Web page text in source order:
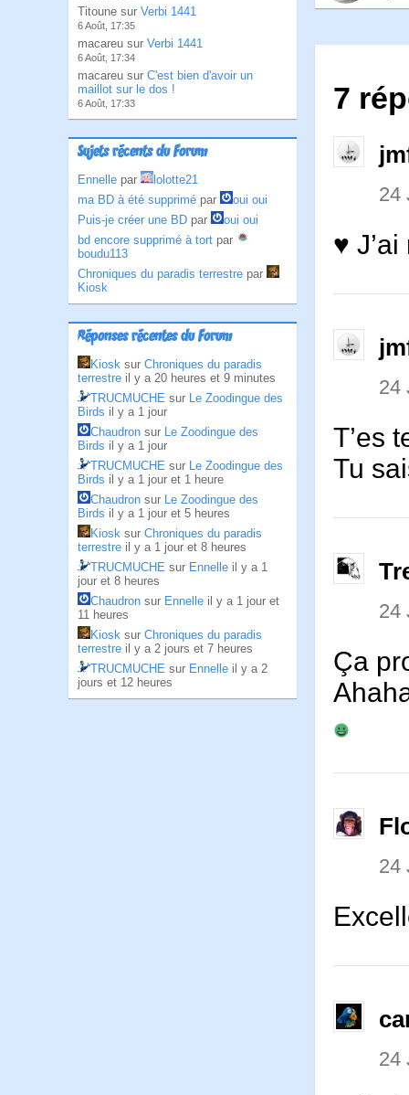
Titoune sur Verbi 1441
6 Août, 17:35
macareu sur Verbi 1441
6 Août, 17:34
macareu sur C'est bien d'avoir un
maillot sur le dos !
6 Août, 17:33
Sujets récents du Forum
Ennelle par
lolotte21
ma BD à été supprimé par
oui oui
Puis-je créer une BD par
oui oui
bd encore supprimé à tort par
boudu113
Chroniques du paradis terrestre par
Kiosk
Réponses récentes du Forum
Kiosk sur Chroniques du paradis
terrestre il y a 20 heures et 9 minutes
TRUCMUCHE sur Le Zoodingue des
Birds il y a 1 jour
Chaudron sur Le Zoodingue des
Birds il y a 1 jour
TRUCMUCHE sur Le Zoodingue des
Birds il y a 1 jour et 1 heure
Chaudron sur Le Zoodingue des
Birds il y a 1 jour et 5 heures
Kiosk sur Chroniques du paradis
terrestre il y a 1 jour et 8 heures
TRUCMUCHE sur Ennelle il y a 1
jour et 8 heures
Chaudron sur Ennelle il y a 1 jour et
11 heures
Kiosk sur Chroniques du paradis
terrestre il y a 2 jours et 7 heures
TRUCMUCHE sur Ennelle il y a 2
jours et 12 heures
7
24
♥
24
T’es
Tu
24
Ça
24
24